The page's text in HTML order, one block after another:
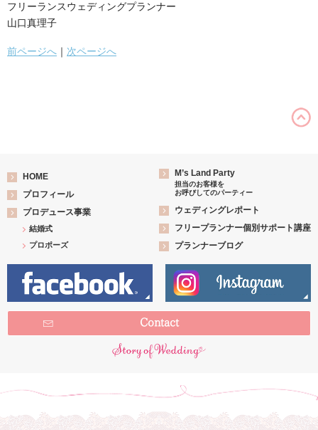
フリーランスウェディングプランナー
山口真理子
前ページへ ｜ 次ページへ
HOME
プロフィール
プロデュース事業
結婚式
プロポーズ
M’s Land Party
担当のお客様を
お呼びしてのパーティー
ウェディングレポート
フリープランナー個別サポート講座
プランナーブログ
Contact